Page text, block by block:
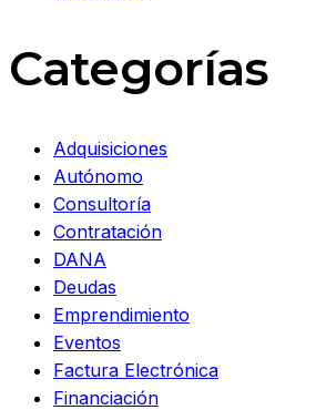
Categorías
Adquisiciones
Autónomo
Consultoría
Contratación
DANA
Deudas
Emprendimiento
Eventos
Factura Electrónica
Financiación